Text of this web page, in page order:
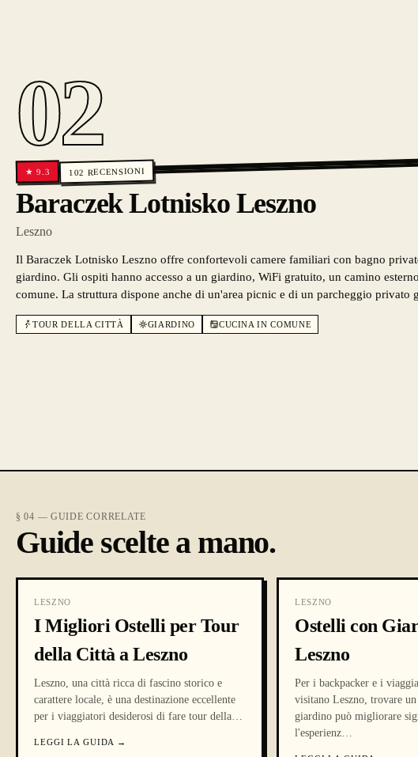
02
★9.3 102 RECENSIONI
Baraczek Lotnisko Leszno
Leszno
Il Baraczek Lotnisko Leszno offre confortevoli camere familiari con bagno
giardino. Gli ospiti hanno accesso a un giardino, WiFi gratuito, un camino
comune. La struttura dispone anche di un'area picnic e di un parcheggio privato
TOUR DELLA CITTÀ GIARDINO
CUCINA IN COMUNE
§ 04 — GUIDE CORRELATE
Guide scelte a mano.
LESZNO
I Migliori Ostelli per Tour
della Città a Leszno
Leszno, una città ricca di fascino storico e
carattere locale, è una destinazione eccellente
per i viaggiatori desiderosi di fare tour della…
LEGGI LA GUIDA →
LESZNO
Ostelli con
Leszno
Per i backpacker e i
visitano Leszno, trovare
giardino può migliorare
l'esperienz…